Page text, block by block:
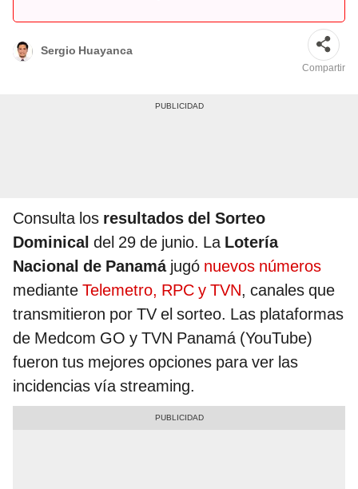
Sergio Huayanca
Compartir
Consulta los resultados del Sorteo
Dominical del 29 de junio. La Lotería
Nacional de Panamájugó nuevos números
mediante Telemetro, RPC y TVN, canales que
transmitieron por TV el sorteo. Las plataformas
de Medcom GO y TVN Panamá (YouTube)
fueron tus mejores opciones para ver las
incidencias vía streaming.